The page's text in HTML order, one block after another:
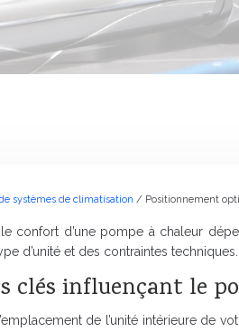
systèmes de climatisation / Positionnement
le confort d’une pompe à chaleur
d’unité et des contraintes
clés influençant le
de l’unité intérieure de